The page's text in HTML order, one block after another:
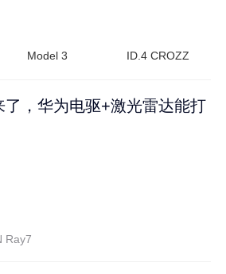
Model 3 ID.4 CROZZ
了，华为电驱+激光雷达能打
Ray7